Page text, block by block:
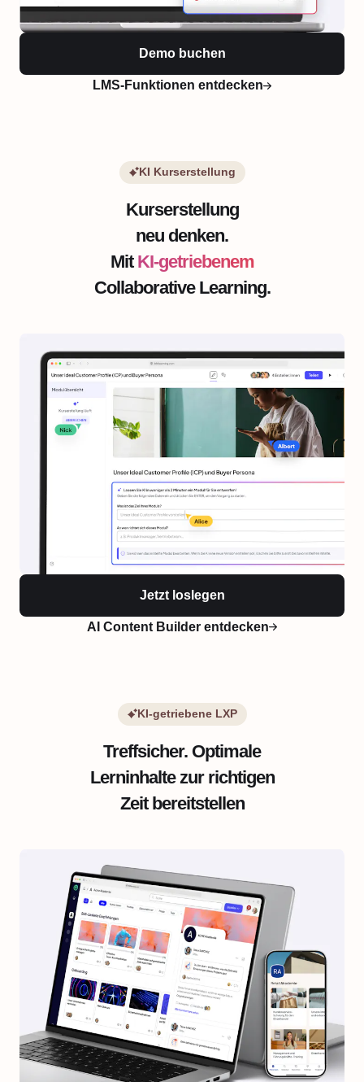
Demo buchen
LMS-Funktionen entdecken
KI Kurserstellung
Kurserstellung
neu denken.
Mit KI-getriebenem
Collaborative Learning.
Jetzt loslegen
AI Content Builder entdecken
KI-getriebene LXP
Treffsicher. Optimale
Lerninhalte zur richtigen
Zeit bereitstellen